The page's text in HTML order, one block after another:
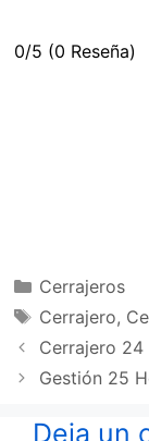
0/5 (0 Reseña)
Categorías
Cerrajeros
Etiquetas
Cerrajero,
Cerrajero 24
Gestión 25
Deja un